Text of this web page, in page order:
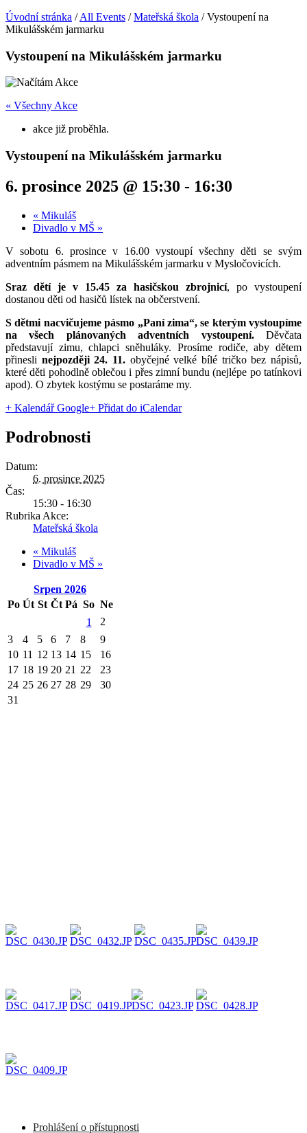
Úvodní stránka /All Events /Mateřská škola /Vystoupení na
Mikulášském jarmarku
Vystoupení na Mikulášském jarmarku
« Všechny Akce
akce již proběhla.
Vystoupení na Mikulášském jarmarku
6. prosince 2025 @ 15:30 - 16:30
« Mikuláš
Divadlo v MŠ »
V sobotu 6. prosince v 16.00 vystoupí všechny děti se svým
adventním pásmem na Mikulášském jarmarku v Mysločovicích.
Sraz dětí je v 15.45 za hasičskou zbrojnicí, po vystoupení
dostanou děti od hasičů lístek na občerstvení.
S dětmi nacvičujeme pásmo „Paní zima“, se kterým vystoupíme
na všech plánovaných adventních vystoupení. Děvčata
představují zimu, chlapci sněhuláky. Prosíme rodiče, aby dětem
přinesli nejpozději 24. 11. obyčejné velké bílé tričko bez nápisů,
které děti pohodlně oblečou i přes zimní bundu (nejlépe po tatínkovi
apod). O zbytek kostýmu se postaráme my.
+ Kalendář Google+ Přidat do iCalendar
Podrobnosti
Datum:
6. prosince 2025
Čas:
15:30 - 16:30
Rubrika Akce:
Mateřská škola
« Mikuláš
Divadlo v MŠ »
Srpen 2026
Po Út St Čt Pá So Ne
1
2
3
4 5 6 7 8
9
10 11 12 13 14 15
16
17 18 19 20 21 22
23
24 25 26 27 28 29
30
31
Prohlášení o přístupnosti